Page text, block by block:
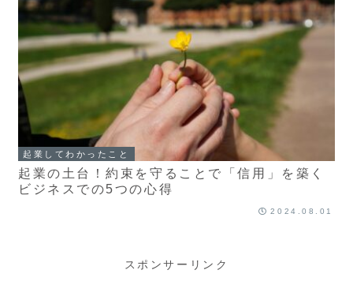
起業してわかったこと
起業の土台！約束を守ることで「信用」を築く
ビジネスでの5つの心得
2024.08.01
スポンサーリンク